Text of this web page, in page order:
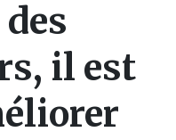
il est